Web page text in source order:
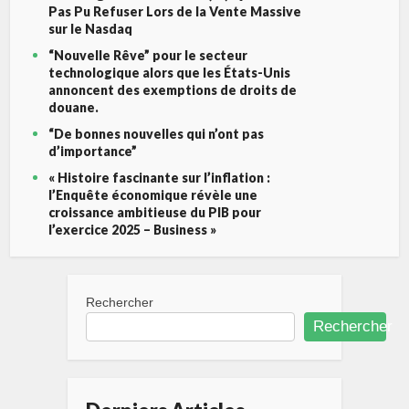
Pas Pu Refuser Lors de la Vente Massive
sur le Nasdaq
“Nouvelle Rêve” pour le secteur
technologique alors que les États-Unis
annoncent des exemptions de droits de
douane.
“De bonnes nouvelles qui n’ont pas
d’importance”
« Histoire fascinante sur l’inflation :
l’Enquête économique révèle une
croissance ambitieuse du PIB pour
l’exercice 2025 – Business »
Rechercher
Rechercher